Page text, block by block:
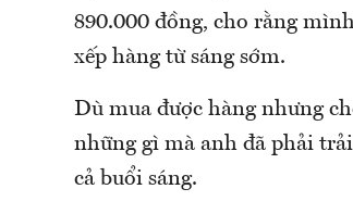
890.000 đồng, cho rằng
xếp hàng từ sáng sớm.
Dù mua được hàng nhưng
những gì mà anh đã phải
cả buổi sáng.